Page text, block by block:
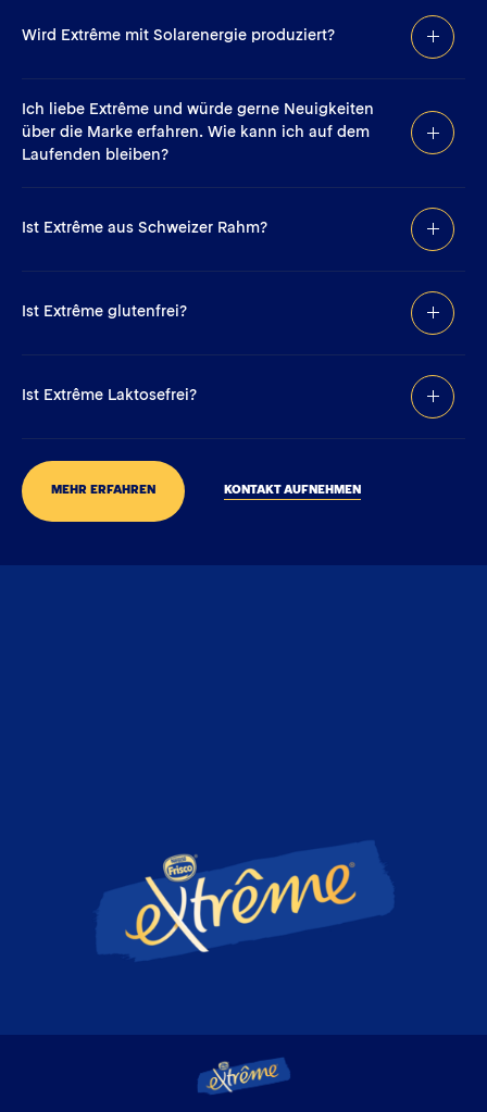
Wird Extrême mit Solarenergie produziert?
Ich liebe Extrême und würde gerne Neuigkeiten
über die Marke erfahren. Wie kann ich auf dem
Laufenden bleiben?
Ist Extrême aus Schweizer Rahm?
Ist Extrême glutenfrei?
Ist Extrême Laktosefrei?
MEHR ERFAHREN KONTAKT AUFNEHMEN